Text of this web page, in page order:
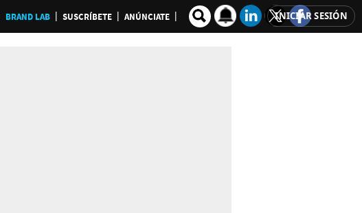
BRAND LAB SUSCRÍBETE ANÚNCIATE INICIAR SESIÓN